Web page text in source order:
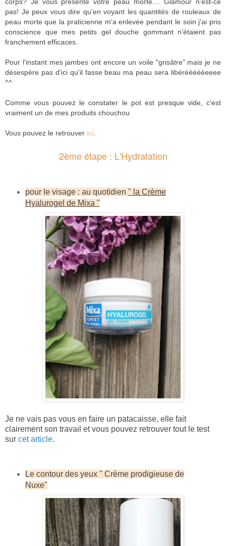
corps? Je vous présente votre peau morte.... Glamour n'est-ce
pas! Je peux vous dire qu'en voyant les quantités de rouleaux de
peau morte que la praticienne m'a enlevée pendant le soin j'ai pris
conscience que mes petits gel douche gommant n'étaient pas
franchement efficaces.
Pour l'instant mes jambes ont encore un voile "grisâtre" mais je ne
désespère pas d'ici qu'il fasse beau ma peau sera libéréééééeeee
^^
Comme vous pouvez le constater le pot est presque vide, c'est
vraiment un de mes produits chouchou
Vous pouvez le retrouver ici.
2ème étape : L'Hydratation
pour le visage : au quotidien " la Crème
Hyalurogel de Mixa "
Je ne vais pas vous en faire un patacaisse, elle fait
clairement son travail et vous pouvez retrouver tout le test
sur cet article.
Le contour des yeux " Crème prodigieuse de
Nuxe"